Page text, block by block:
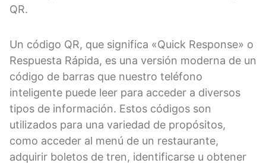
QR.
Un código QR, que significa «Quick Response» o
Respuesta Rápida, es una versión moderna de un
código de barras que nuestro teléfono
inteligente puede leer para acceder a diversos
tipos de información. Estos códigos son
utilizados para una variedad de propósitos,
como acceder al menú de un restaurante,
adquirir boletos de tren, identificarse u obtener